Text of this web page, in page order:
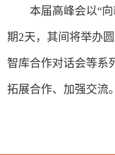
本届高峰会以“向
期2天，其间将举办
智库合作对话会等系
拓展合作、加强交流